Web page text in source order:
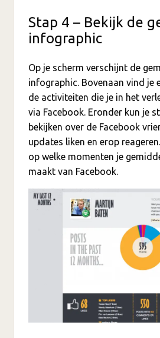
Stap 4 – Bekijk de
infographic
Op je scherm verschijnt de
infographic. Bovenaan vind je
de activiteiten die je in het
via Facebook. Eronder kun je
bekijken over de Facebook
updates liken en erop
op welke momenten je
maakt van Facebook.